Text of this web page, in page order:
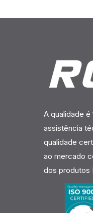
A qualidade é
assistência
qualidade
ao mercado
dos produtos